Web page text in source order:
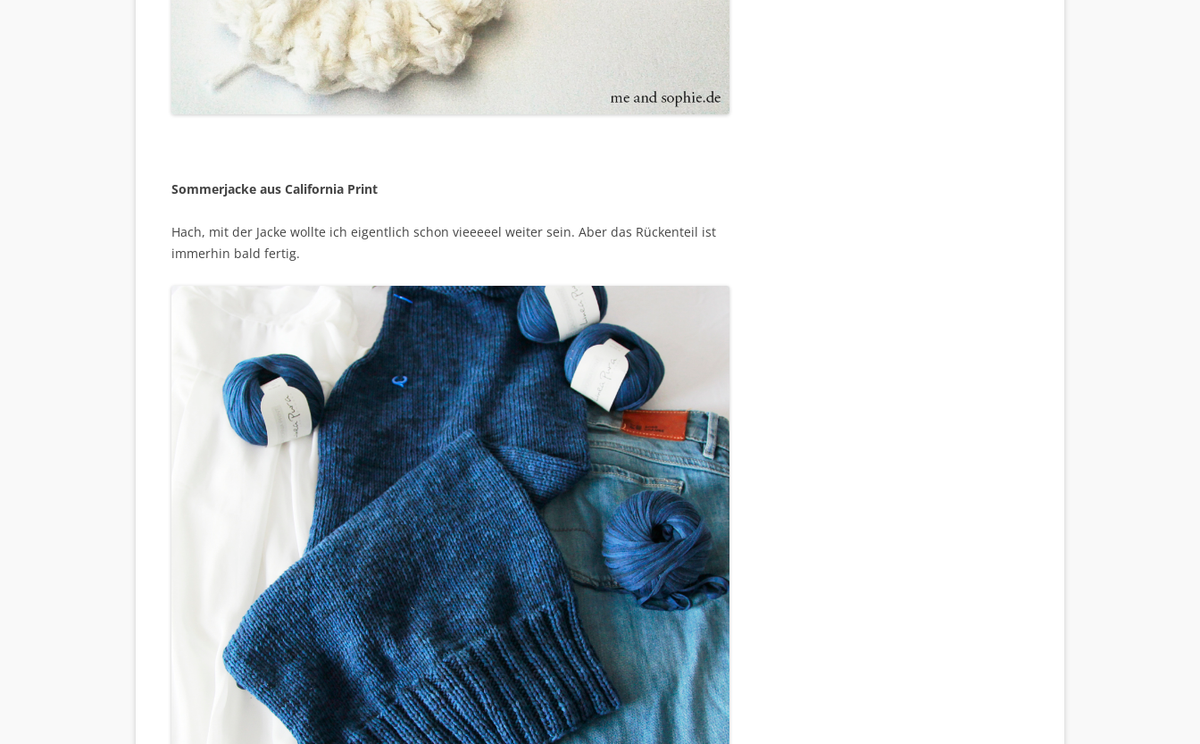
Sommerjacke aus California Print
Hach, mit der Jacke wollte ich eigentlich schon vieeeeel weiter sein. Aber das Rückenteil ist
immerhin bald fertig.